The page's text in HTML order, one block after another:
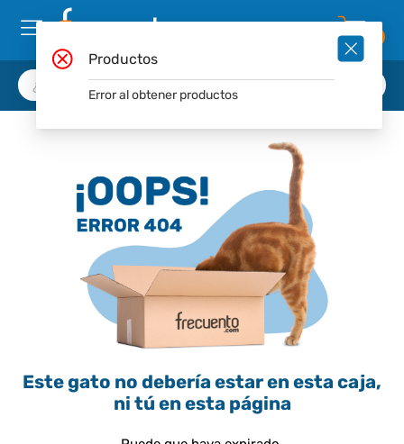
Este gato no debería estar en esta caja,
ni tú en esta página
Productos
Error al obtener productos